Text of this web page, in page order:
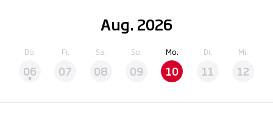
Aug. 2026
Do.
06
Fr.
07
Sa.
08
So.
09
Mo.
10
Di.
11
Mi.
12